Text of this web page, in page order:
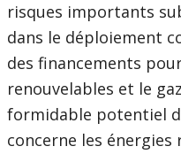
risques importants
dans le déploiement
des financements
renouvelables et le
formidable potentiel
concerne les énergies